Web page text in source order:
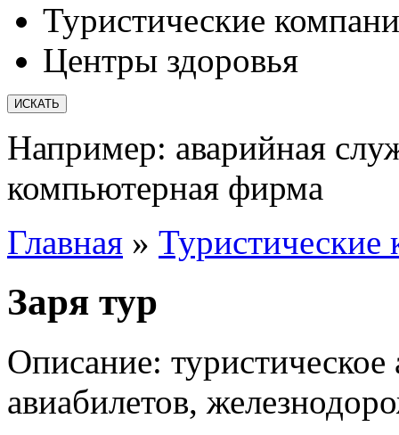
Туристические
Центры здоровья
Например: аварийная
компьютерная фирма
Главная » Туристические
Заря тур
Описание: туристическое
авиабилетов,